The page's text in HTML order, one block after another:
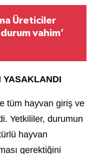
Üreticiler
vahim’
YASAKLANDI
tüm hayvan giriş ve
Yetkililer, durumun
hayvan
gerektiğini